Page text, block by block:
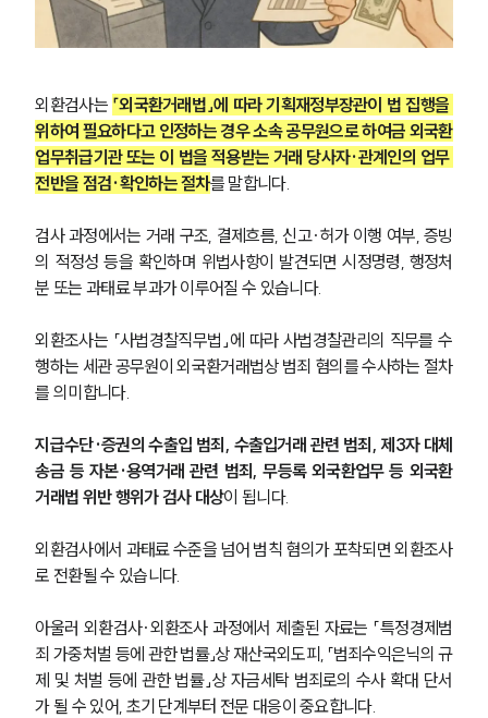
외환검사는 「외국환거래법」에 따라 기획재정부장관이 법 집행을
위하여 필요하다고 인정하는 경우 소속 공무원으로 하여금 외국환
업무취급기관 또는 이 법을 적용받는 거래 당사자·관계인의 업무
전반을 점검·확인하는 절차를 말합니다.
검사 과정에서는 거래 구조, 결제흐름, 신고·허가 이행 여부, 증빙
의 적정성 등을 확인하며 위법사항이 발견되면 시정명령, 행정처
분 또는 과태료 부과가 이루어질 수 있습니다.
외환조사는 「사법경찰직무법」에 따라 사법경찰관리의 직무를 수
행하는 세관 공무원이 외국환거래법상 범죄 혐의를 수사하는 절차
를 의미합니다.
지급수단·증권의 수출입 범죄, 수출입거래 관련 범죄, 제3자 대체
송금 등 자본·용역거래 관련 범죄, 무등록 외국환업무 등 외국환
거래법 위반 행위가 검사 대상이 됩니다.
외환검사에서 과태료 수준을 넘어 범칙 혐의가 포착되면 외환조사
로 전환될 수 있습니다.
아울러 외환검사·외환조사 과정에서 제출된 자료는 「특정경제범
죄 가중처벌 등에 관한 법률」상 재산국외도피, 「범죄수익은닉의 규
제 및 처벌 등에 관한 법률」상 자금세탁 범죄로의 수사 확대 단서
가 될 수 있어, 초기 단계부터 전문 대응이 중요합니다.